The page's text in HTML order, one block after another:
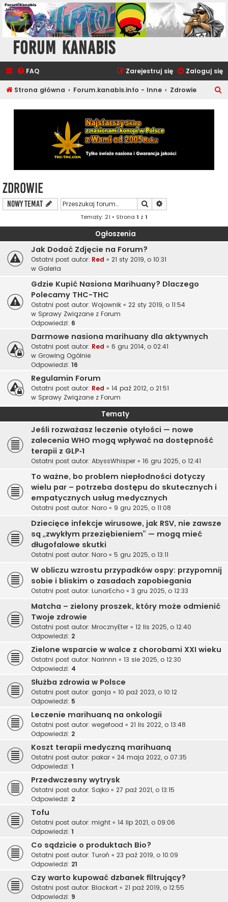
Forum Kanabis
FAQ Zaloguj się
Zarejestruj się
Strona główna Forum.kanabis.info - Inne Zdrowie
Zdrowie
NOWY TEMAT Szukaj
Tematy: 21 • Strona 1 z 1
Ogłoszenia
Jak Dodać Zdjęcie na Forum?
Ostatni post autor: Red « 21 sty 2019, o 10:31
w Galeria
Gdzie Kupić Nasiona Marihuany? Dlaczego
Polecamy THC-THC
Ostatni post autor: Wojownik « 22 sty 2019, o 11:54
w Sprawy Związane z Forum
Odpowiedzi: 6
Darmowe nasiona marihuany dla aktywnych
Ostatni post autor: Red « 6 gru 2014, o 02:41
w Growing Ogólnie
Odpowiedzi: 16
Regulamin Forum
Ostatni post autor: Red « 14 paź 2012, o 21:51
w Sprawy Związane z Forum
Tematy
Jeśli rozważasz leczenie otyłości — nowe
zalecenia WHO mogą wpływać na dostępność
terapii z GLP‑1
Ostatni post autor: AbyssWhisper « 16 gru 2025, o 12:41
To ważne, bo problem niepłodności dotyczy
wielu par – potrzeba dostępu do skutecznych i
empatycznych usług medycznych
Ostatni post autor: Naro « 9 gru 2025, o 11:08
Dziecięce infekcje wirusowe, jak RSV, nie zawsze
są „zwykłym przeziębieniem” — mogą mieć
długofalowe skutki
Ostatni post autor: Naro « 5 gru 2025, o 13:11
W obliczu wzrostu przypadków ospy: przypomnij
sobie i bliskim o zasadach zapobiegania
Ostatni post autor: LunarEcho « 3 gru 2025, o 12:33
Matcha – zielony proszek, który może odmienić
Twoje zdrowie
Ostatni post autor: MrocznyEter « 12 lis 2025, o 12:40
Odpowiedzi: 2
Zielone wsparcie w walce z chorobami XXI wieku
Ostatni post autor: Narinnn « 13 sie 2025, o 12:30
Odpowiedzi: 4
Służba zdrowia w Polsce
Ostatni post autor: ganja « 10 paź 2023, o 10:12
Odpowiedzi: 5
Leczenie marihuaną na onkologii
Ostatni post autor: wegefood « 21 lis 2022, o 13:48
Odpowiedzi: 2
Koszt terapii medyczną marihuaną
Ostatni post autor: pakar « 24 maja 2022, o 07:35
Odpowiedzi: 1
Przedwczesny wytrysk
Ostatni post autor: Sajko « 27 paź 2021, o 13:15
Odpowiedzi: 2
Tofu
Ostatni post autor: might « 14 lip 2021, o 09:06
Odpowiedzi: 1
Co sądzicie o produktach Bio?
Ostatni post autor: Turoń « 23 paź 2019, o 10:09
Odpowiedzi: 21
Czy warto kupować dzbanek filtrujący?
Ostatni post autor: Blackart « 21 paź 2019, o 12:55
Odpowiedzi: 9